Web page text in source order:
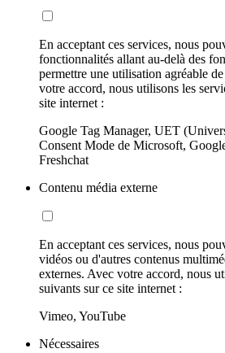
En acceptant ces services, nous
fonctionnalités allant au-delà des
permettre une utilisation agréable
votre accord, nous utilisons les
site internet :
Google Tag Manager, UET
Consent Mode de Microsoft,
Freshchat
Contenu média externe
En acceptant ces services, nous
vidéos ou d'autres contenus
externes. Avec votre accord, nous
suivants sur ce site internet :
Vimeo, YouTube
Nécessaires